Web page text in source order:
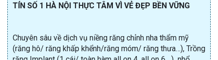
TÍN SỐ 1 HÀ NỘI THỰC TÂM VÌ VẺ ĐẸP BỀN VỮNG
Chuyên sâu về dịch vụ niềng răng chỉnh nha thẩm mỹ
(răng hô/ răng khấp khểnh/răng móm/ răng thưa…), Trồng